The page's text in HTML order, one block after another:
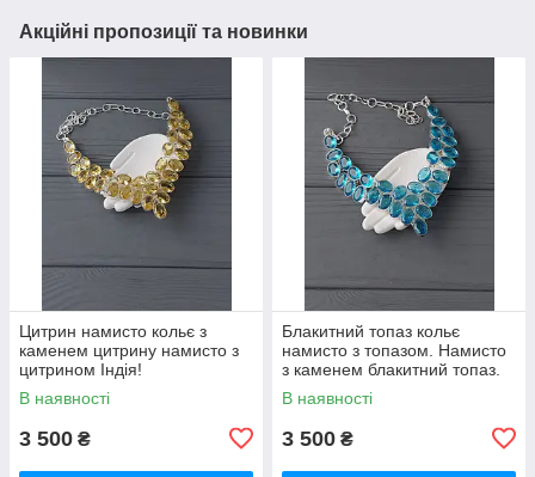
Акційні пропозиції та новинки
Цитрин намисто кольє з
каменем цитрину намисто з
цитрином Індія!
В наявності
3 500 ₴
Блакитний топаз кольє
намисто з топазом. Намисто
з каменем блакитний топаз.
Індія!
В наявності
3 500 ₴